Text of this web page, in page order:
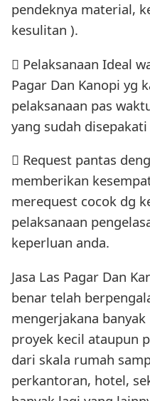
pendeknya material,
kesulitan ).
 Pelaksanaan Ideal
Pagar Dan Kanopi yg
pelaksanaan pas
yang sudah
 Request pantas
memberikan
merequest cocok dg
pelaksanaan
keperluan anda.
Jasa Las Pagar Dan
benar telah
mengerjakana
proyek kecil ataupun
dari skala rumah
perkantoran, hotel,